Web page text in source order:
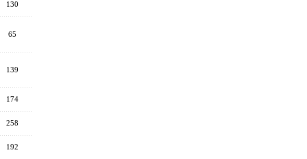
130
65
139
174
258
192